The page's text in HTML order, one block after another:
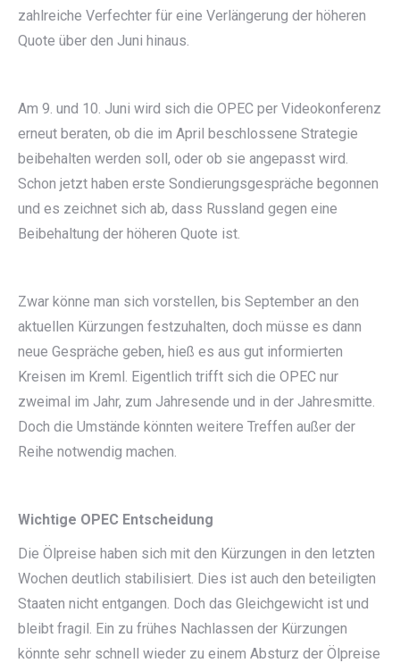
zahlreiche Verfechter für eine Verlängerung der höheren
Quote über den Juni hinaus.
Am 9. und 10. Juni wird sich die OPEC per Videokonferenz
erneut beraten, ob die im April beschlossene Strategie
beibehalten werden soll, oder ob sie angepasst wird.
Schon jetzt haben erste Sondierungsgespräche begonnen
und es zeichnet sich ab, dass Russland gegen eine
Beibehaltung der höheren Quote ist.
Zwar könne man sich vorstellen, bis September an den
aktuellen Kürzungen festzuhalten, doch müsse es dann
neue Gespräche geben, hieß es aus gut informierten
Kreisen im Kreml. Eigentlich trifft sich die OPEC nur
zweimal im Jahr, zum Jahresende und in der Jahresmitte.
Doch die Umstände könnten weitere Treffen außer der
Reihe notwendig machen.
Wichtige OPEC Entscheidung
Die Ölpreise haben sich mit den Kürzungen in den letzten
Wochen deutlich stabilisiert. Dies ist auch den beteiligten
Staaten nicht entgangen. Doch das Gleichgewicht ist und
bleibt fragil. Ein zu frühes Nachlassen der Kürzungen
könnte sehr schnell wieder zu einem Absturz der Ölpreise